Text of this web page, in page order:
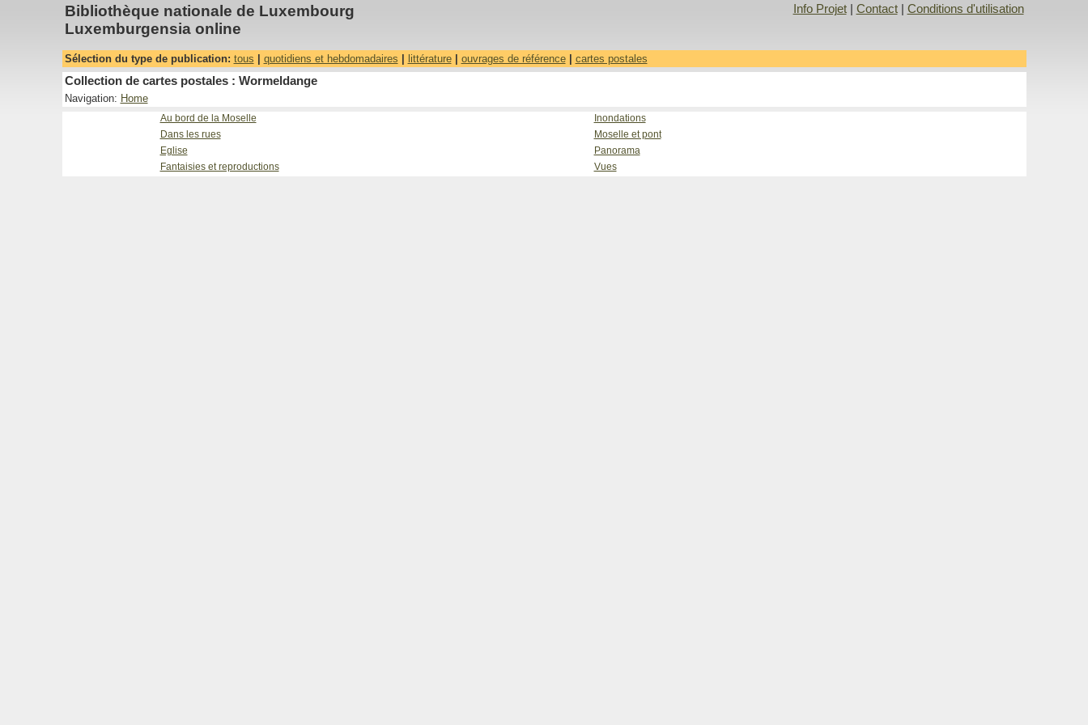
Bibliothèque nationale de Luxembourg
Luxemburgensia online
Info Projet| Contact| Conditions d'utilisation
Sélection du type de publication: tous quotidiens et hebdomadaires littérature| ouvrages de référence| cartes postales
Collection de cartes postales : Wormeldange
Navigation: Home
Au bord de la Moselle
Inondations
Dans les rues
Moselle et pont
Eglise
Panorama
Fantaisies et reproductions
Vues